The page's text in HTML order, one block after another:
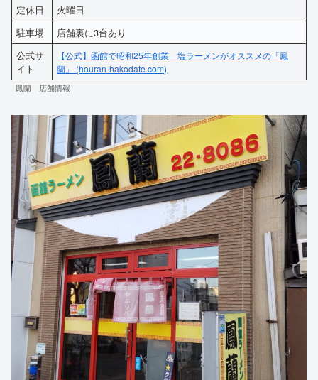
定休日
火曜日
駐車場
店舗裏に3台あり
公式サ
イト
【公式】函館で昭和25年創業 塩ラーメンがオススメの「鳳
蘭」 (houran-hakodate.com)
鳳蘭 店舗情報